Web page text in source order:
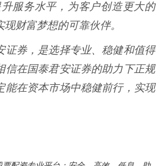
服务水平，为客户创造更大的
财富梦想的可靠伙伴。
证券，是选择专业、稳健和值得
信在国泰君安证券的助力下正规
能在资本市场中稳健前行，实现